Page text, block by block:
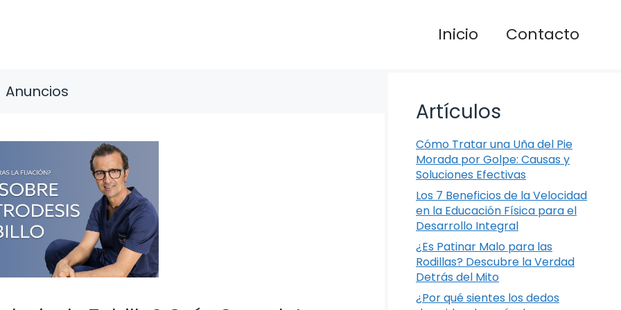
Inicio Contacto
Anuncios
Artículos
Cómo Tratar una Uña del Pie
Morada por Golpe: Causas y
Soluciones Efectivas
Los 7 Beneficios de la Velocidad
en la Educación Física para el
Desarrollo Integral
¿Es Patinar Malo para las
Rodillas? Descubre la Verdad
Detrás del Mito
¿Por qué sientes los dedos